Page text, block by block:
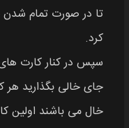
تا در صورت تمام شدن
کرد.
جای خالی بگذارید هر